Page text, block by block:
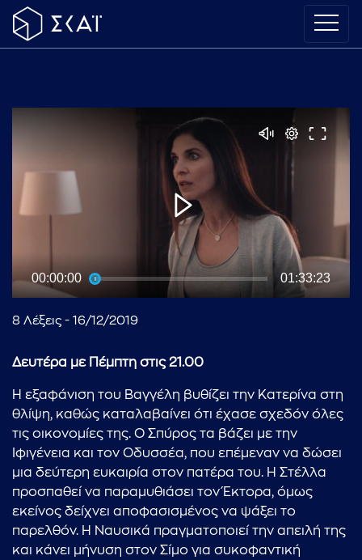
00:00:00 01:33:23
8 Λέξεις - 16/12/2019
Δευτέρα με Πέμπτη στις 21.00
Η εξαφάνιση του Βαγγέλη βυθίζει την Κατερίνα στη
θλίψη, καθώς καταλαβαίνει ότι έχασε σχεδόν όλες
τις οικονομίες της. Ο Σπύρος τα βάζει με την
Ιφιγένεια και τον Οδυσσέα, που επέμεναν να δώσει
μια δεύτερη ευκαιρία στον πατέρα του. Η Στέλλα
προσπαθεί να παραμυθιάσει τον Έκτορα, όμως
εκείνος δείχνει αποφασισμένος να ψάξει το
παρελθόν. Η Ναυσικά πραγματοποιεί την απειλή της
και κάνει μήνυση στον Σίμο για συκοφαντική